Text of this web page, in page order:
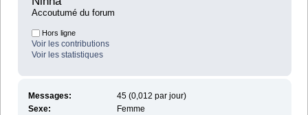
Accoutumé du forum
Hors ligne
Voir les contributions
Voir les statistiques
Messages:
45 (0,012 par jour)
Sexe:
Femme